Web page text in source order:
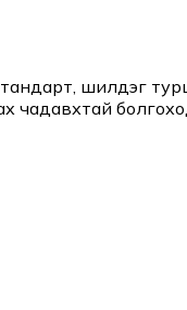
шилдэг
чадавхтай